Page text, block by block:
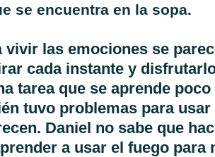
se encuentra en la sopa.
vivir las emociones se
cada instante y
tarea que se aprende
tuvo problemas para
Daniel no sabe que
a usar el fuego para